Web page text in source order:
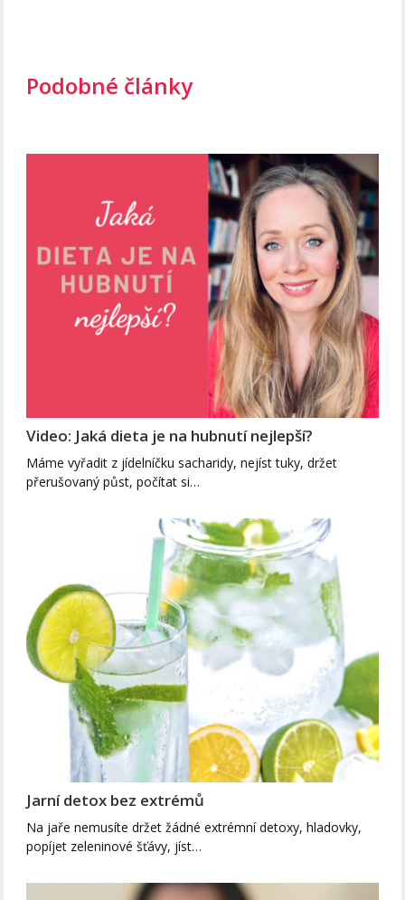
Podobné články
Video: Jaká dieta je na hubnutí nejlepší?
Máme vyřadit z jídelníčku sacharidy, nejíst tuky, držet
přerušovaný půst, počítat si…
Jarní detox bez extrémů
Na jaře nemusíte držet žádné extrémní detoxy, hladovky,
popíjet zeleninové šťávy, jíst…